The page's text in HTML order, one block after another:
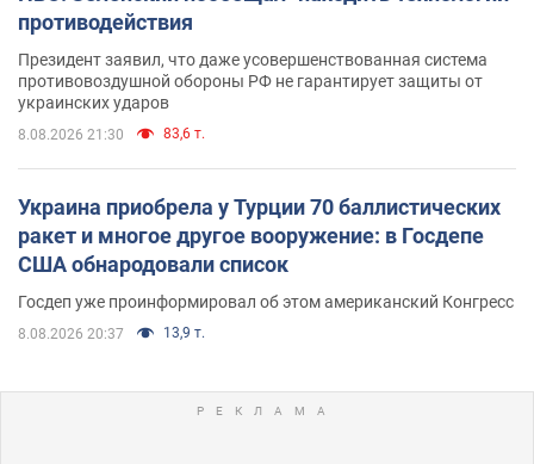
противодействия
Президент заявил, что даже усовершенствованная система
противовоздушной обороны РФ не гарантирует защиты от
украинских ударов
8.08.2026 21:30 83,6 т.
Украина приобрела у Турции 70 баллистических
ракет и многое другое вооружение: в Госдепе
США обнародовали список
Госдеп уже проинформировал об этом американский Конгресс
8.08.2026 20:37 13,9 т.